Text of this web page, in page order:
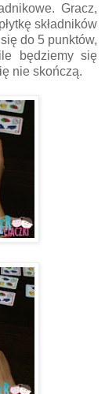
Gracz,
składników
do 5 punktów,
będziemy się
nie skończą.